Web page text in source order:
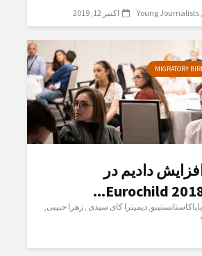
Young Journalists اکتبر 12, 2019
MIGRATORY
دادیم در
دیمیترا کای سیدی زهرا حبیبی